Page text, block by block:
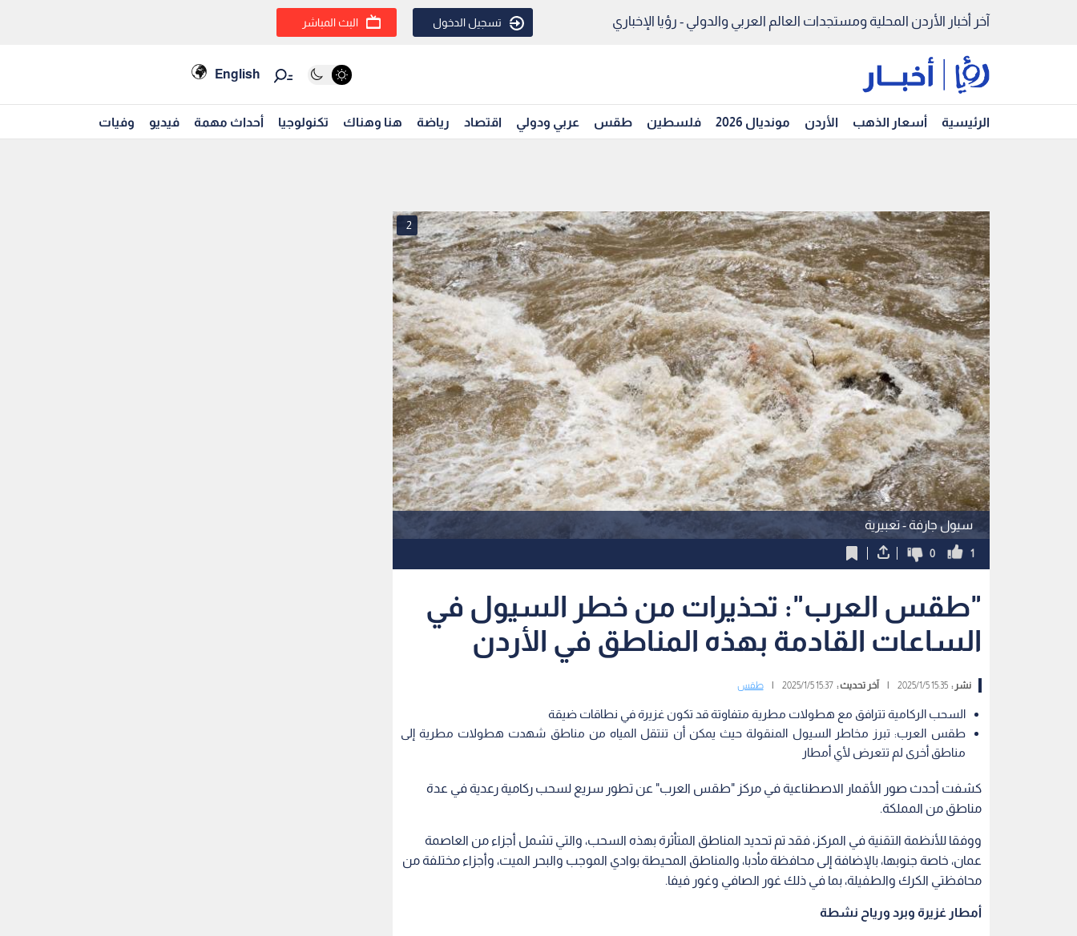
آخر أخبار الأردن المحلية ومستجدات العالم العربي والدولي - رؤيا الإخباري تسجيل الدخول البث المباشر
English
الرئيسية أسعار الذهب الأردن مونديال 2026 فلسطين طقس عربي ودولي اقتصاد رياضة هنا وهناك تكنولوجيا أحداث مهمة فيديو وفيات
سيول جارفة - تعبيرية
2
1
0
"طقس العرب": تحذيرات من خطر السيول في
الساعات القادمة بهذه المناطق في الأردن
نشر :15:35 2025/1/5 آخر تحديث :15:37 2025/1/5 طقس
السحب الركامية تترافق مع هطولات مطرية متفاوتة قد تكون غزيرة في نطاقات ضيقة
طقس العرب: تبرز مخاطر السيول المنقولة حيث يمكن أن تنتقل المياه من مناطق شهدت هطولات مطرية إلى
مناطق أخرى لم تتعرض لأي أمطار
كشفت أحدث صور الأقمار الاصطناعية في مركز "طقس العرب" عن تطور سريع لسحب ركامية رعدية في عدة
مناطق من المملكة.
ووفقا للأنظمة التقنية في المركز، فقد تم تحديد المناطق المتأثرة بهذه السحب، والتي تشمل أجزاء من العاصمة
عمان، خاصة جنوبها، بالإضافة إلى محافظة مأدبا، والمناطق المحيطة بوادي الموجب والبحر الميت، وأجزاء مختلفة من
محافظتي الكرك والطفيلة، بما في ذلك غور الصافي وغور فيفا.
أمطار غزيرة وبرد ورياح نشطة